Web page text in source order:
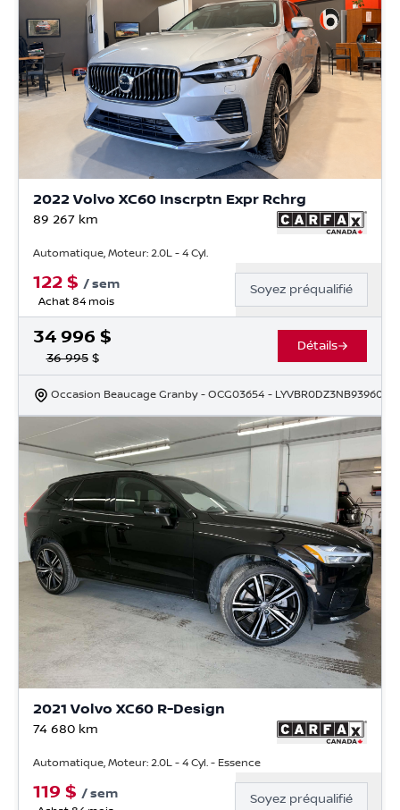
2022 Volvo XC60 Inscrptn Expr Rchrg
89 267 km
Automatique, Moteur: 2.0L - 4 Cyl.
122 $ /sem
Achat 84 mois
Soyez préqualifié
34 996 $
36 995$
Détails
Occasion Beaucage Granby - OCG03654 - LYVBR0DZ3NB939600
2021 Volvo XC60 R-Design
74 680 km
Automatique, Moteur: 2.0L - 4 Cyl. - Essence
119 $ /sem Soyez préqualifié